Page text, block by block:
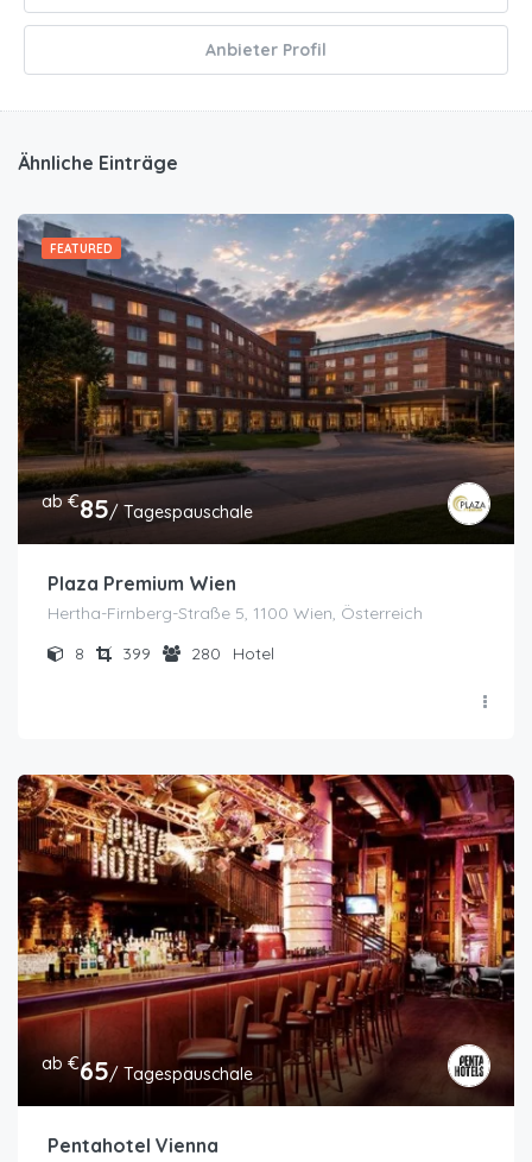
Anbieter Profil
Ähnliche Einträge
FEATURED
ab €85/ Tagespauschale
Plaza Premium Wien
Hertha-Firnberg-Straße 5, 1100 Wien, Österreich
8
399 280 Hotel
ab €65/ Tagespauschale
Pentahotel Vienna